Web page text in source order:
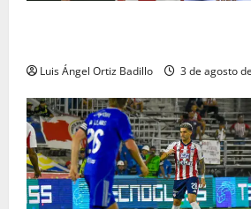
Luis Ángel Ortiz Badillo 3 de agosto